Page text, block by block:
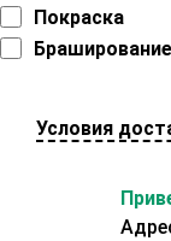
Покраска
Браширование
Условия